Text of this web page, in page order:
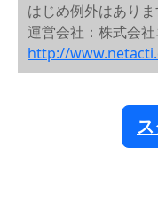
はじめ例外はありま
運営会社：株式会
http://